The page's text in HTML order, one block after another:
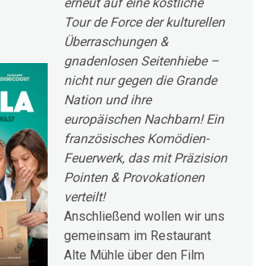
Tour de Force der kulturellen
Überraschungen &
gnadenlosen Seitenhiebe –
nicht nur gegen die Grande
Nation und ihre
europäischen Nachbarn! Ein
französisches Komödien-
Feuerwerk, das mit Präzision
Pointen & Provokationen
verteilt!
Anschließend wollen wir uns
gemeinsam im Restaurant
Alte Mühle über den Film